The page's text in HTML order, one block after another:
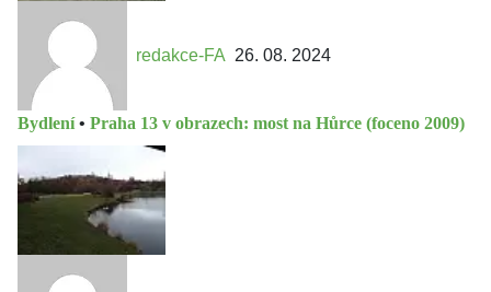
redakce-FA 26. 08. 2024
Bydlení • Praha 13 v obrazech: most na Hůrce (foceno 2009)